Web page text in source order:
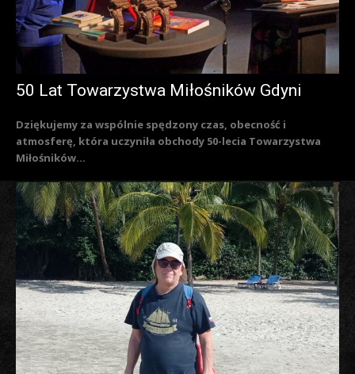
50 Lat Towarzystwa Miłośników Gdyni
Dziękujemy za wspólnie spędzony czas, obecność i
atmosferę, która uczyniła obchody 50-lecia Towarzystwa
Miłośników...